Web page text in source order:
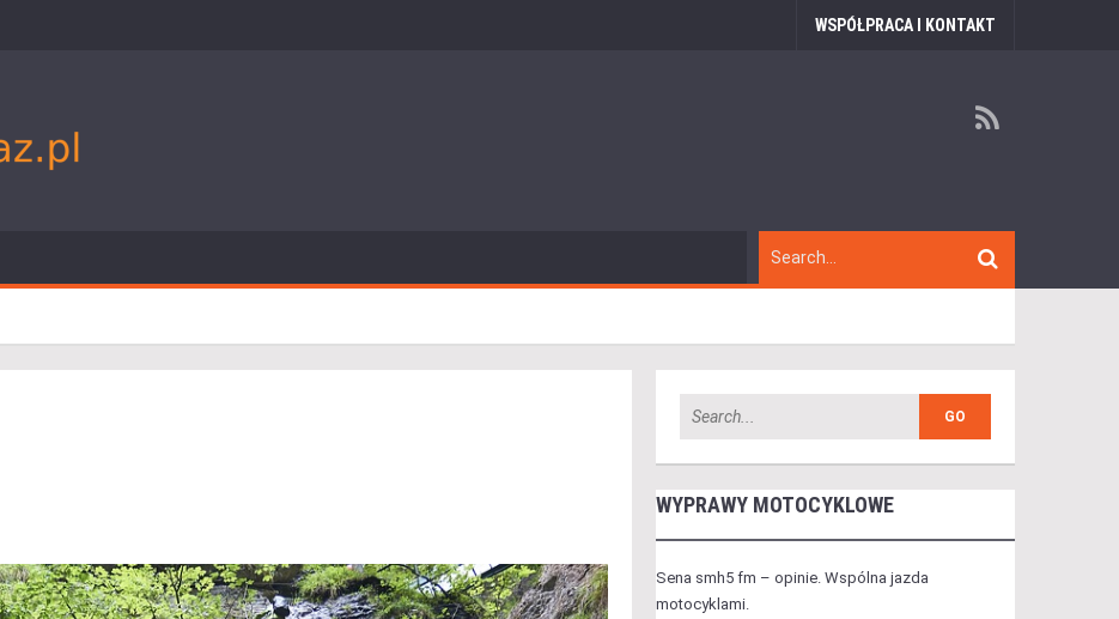
WSPÓŁPRACA I KONTAKT
WYPRAWY MOTOCYKLOWE
Sena smh5 fm – opinie. Wspólna jazda
motocyklami.